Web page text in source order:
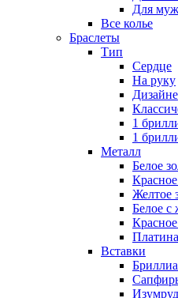
Для
Все колье
Браслеты
Тип
Сердце
На руку
1
1
Металл
Белое
Желтое
Белое с
Платина
Вставки